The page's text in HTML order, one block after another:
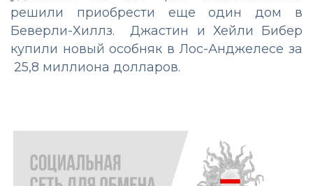
решили приобрести еще один дом в
Беверли-Хиллз. Джастин и Хейли Бибер
купили новый особняк в Лос-Анджелесе за
25,8 миллиона долларов.